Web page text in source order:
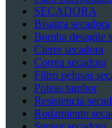
SECADORA
Bisagra secadora
Bomba desagüe
Cierre secadora
Correa secadora
Filtro pelusas
Poleas tambor
Resistencia
Rodamiento